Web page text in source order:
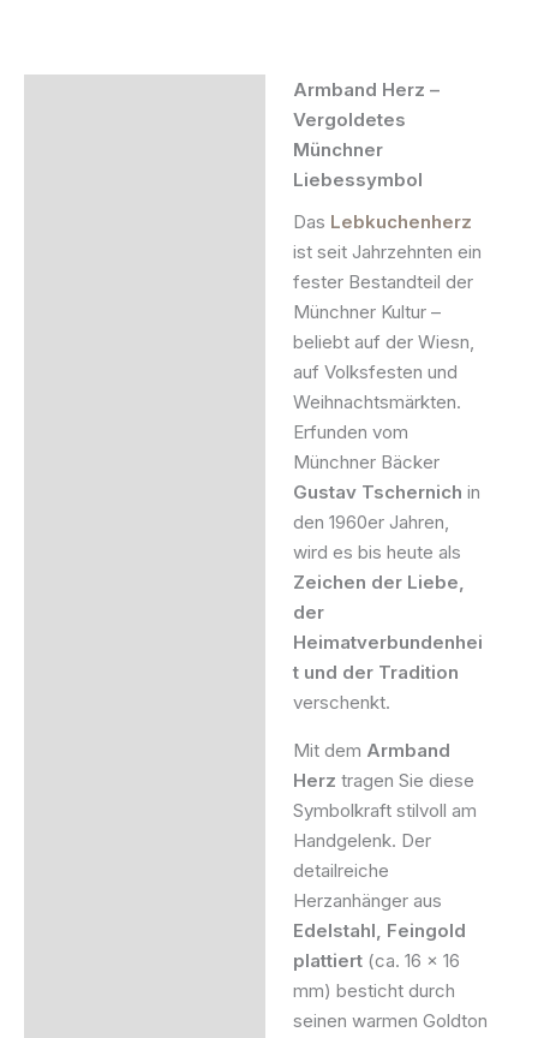
Armband Herz –
Vergoldetes
Münchner
Liebessymbol
Das Lebkuchenherz
ist seit Jahrzehnten ein
fester Bestandteil der
Münchner Kultur –
beliebt auf der Wiesn,
auf Volksfesten und
Weihnachtsmärkten.
Erfunden vom
Münchner Bäcker
Gustav Tschernich in
den 1960er Jahren,
wird es bis heute als
Zeichen der Liebe,
der
Heimatverbundenhei
t und der Tradition
verschenkt.
Mit dem Armband
Herz tragen Sie diese
Symbolkraft stilvoll am
Handgelenk. Der
detailreiche
Herzanhänger aus
Edelstahl, Feingold
plattiert(ca. 16 x 16
mm) besticht durch
seinen warmen Goldton